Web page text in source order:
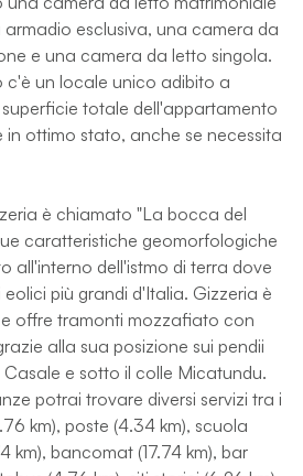
esclusiva, una camera da
e una camera da letto singola.
c'è un locale unico adibito a
totale dell'appartamento
in ottimo stato, anche se necessita
è chiamato "La bocca del
caratteristiche geomorfologiche
all'interno dell'istmo di terra dove
più grandi d'Italia. Gizzeria è
offre tramonti mozzafiato con
alla sua posizione sui pendii
e sotto il colle Micatundu.
potrai trovare diversi servizi tra i
km), poste (4.34 km), scuola
km), bancomat (17.74 km), bar